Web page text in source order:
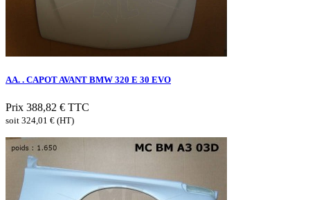
AA. . CAPOT AVANT BMW 320 E 30 EVO
Prix 388,82 € TTC
soit 324,01 € (HT)